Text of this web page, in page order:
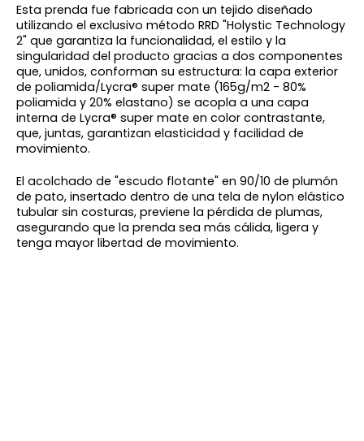
Esta prenda fue fabricada con un tejido diseñado
utilizando el exclusivo método RRD "Holystic Technology
2" que garantiza la funcionalidad, el estilo y la
singularidad del producto gracias a dos componentes
que, unidos, conforman su estructura: la capa exterior
de poliamida/Lycra® super mate (165g/m2 - 80%
poliamida y 20% elastano) se acopla a una capa
interna de Lycra® super mate en color contrastante,
que, juntas, garantizan elasticidad y facilidad de
movimiento.
El acolchado de "escudo flotante" en 90/10 de plumón
de pato, insertado dentro de una tela de nylon elástico
tubular sin costuras, previene la pérdida de plumas,
asegurando que la prenda sea más cálida, ligera y
tenga mayor libertad de movimiento.